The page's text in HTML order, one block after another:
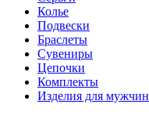
Колье
Подвески
Браслеты
Сувениры
Цепочки
Комплекты
Изделия для мужчин